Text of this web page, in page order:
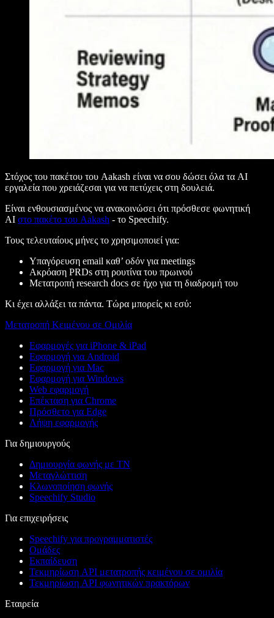
Στόχος του πακέτου του Aakash είναι να σου δώσει όλα τα AI
εργαλεία που χρειάζεσαι για να πετύχεις στη δουλειά.
Είναι ενθουσιασμένος να ανακοινώσει ότι πρόσθεσε φωνητική
AI στο πακέτο του Aakash - το Speechify.
Τους τελευταίους μήνες το χρησιμοποιεί για:
Υπαγόρευση email καθ’ οδόν για meetings
Ακρόαση PRDs στη ρουτίνα του πρωινού
Μετατροπή research docs σε ήχο για τη διαδρομή του
Κι έχει αλλάξει τα πάντα. Τώρα μπορείς κι εσύ:
Μετατροπή Κειμένου σε Ομιλία
Εφαρμογές για iPhone & iPad
Εφαρμογή για Android
Εφαρμογή για Mac
Εφαρμογή για Windows
Web εφαρμογή
Επέκταση για Chrome
Πρόσθετο για Edge
Λήψη εφαρμογής
Για δημιουργούς
Δημιουργία φωνής με ΤΝ
Μεταγλώττιση
Κλωνοποίηση φωνής
Speechify Studio
Για επιχειρήσεις
Speechify για προγραμματιστές
Ομάδες
Εκπαίδευση
Τεκμηρίωση API μετατροπής κειμένου σε ομιλία
Τεκμηρίωση API φωνητικών πρακτόρων
Εταιρεία